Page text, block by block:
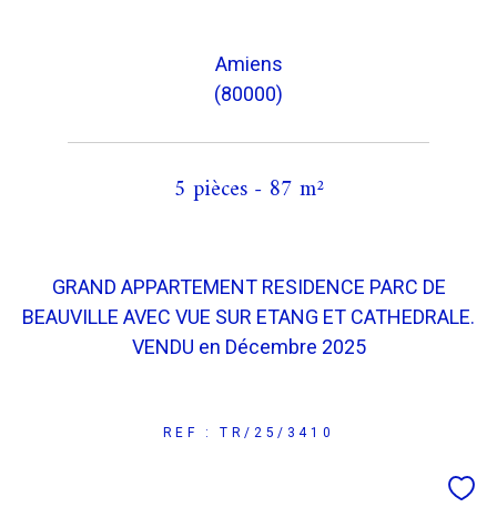
Amiens
(80000)
5 pièces - 87 m²
GRAND APPARTEMENT RESIDENCE PARC DE
BEAUVILLE AVEC VUE SUR ETANG ET CATHEDRALE.
VENDU en Décembre 2025
REF : TR/25/3410